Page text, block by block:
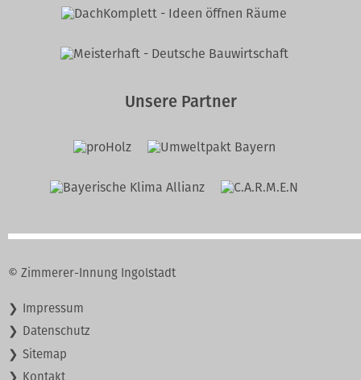
Interviews
Unsere Partner
© Zimmerer-Innung Ingolstadt
Navigation
überspringen
Impressum
Datenschutz
Sitemap
Kontakt